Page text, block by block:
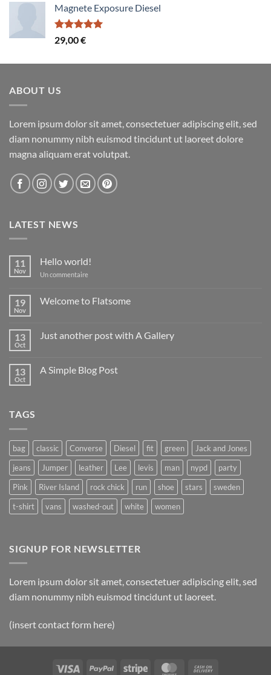
Magnete Exposure Diesel
Note5.00
sur 5
29,00€
ABOUT US
Lorem ipsum dolor sit amet, consectetuer adipiscing elit, sed
diam nonummy nibh euismod tincidunt ut laoreet dolore
magna aliquam erat volutpat.
LATEST NEWS
11
Nov
Hello world!
Un commentaire
19
Nov
Welcome to Flatsome
Welcome
13
Oct
Just another post with A Gallery
Just
13
Oct
A Simple Blog Post
TAGS
bag classic Converse Diesel fit green
Jack and Jones
jeans
Jumper leather Lee levis man nypd
party
Pink
River Island rock chick run shoe stars
sweden
t-shirt
vans washed-out white women
SIGNUP FOR NEWSLETTER
Lorem ipsum dolor sit amet, consectetuer adipiscing elit, sed
diam nonummy nibh euismod tincidunt ut laoreet.
(insert contact form here)
Visa PayPal Stripe MasterCard